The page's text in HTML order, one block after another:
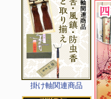
掛け軸関連商品